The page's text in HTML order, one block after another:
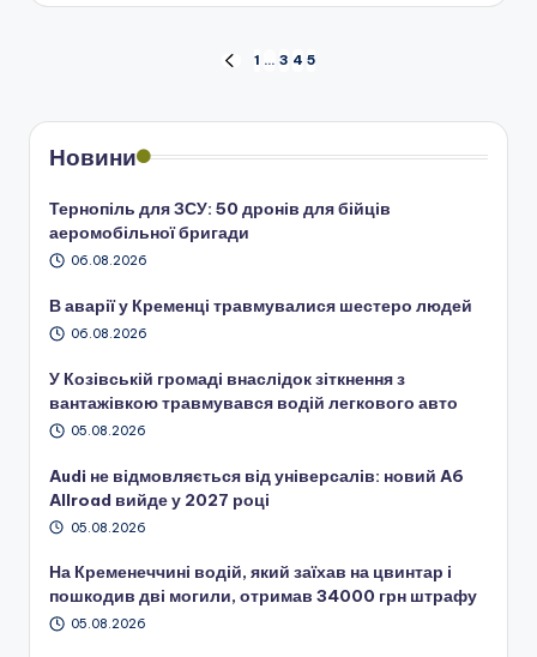
записів
ПОПЕРЕДНЯ
1 … 3 4 5
Новини
Тернопіль для ЗСУ: 50 дронів для бійців
аеромобільної бригади
06.08.2026
В аварії у Кременці травмувалися шестеро людей
06.08.2026
У Козівській громаді внаслідок зіткнення з
вантажівкою травмувався водій легкового авто
05.08.2026
Audi не відмовляється від універсалів: новий A6
Allroad вийде у 2027 році
05.08.2026
На Кременеччині водій, який заїхав на цвинтар і
пошкодив дві могили, отримав 34000 грн штрафу
05.08.2026